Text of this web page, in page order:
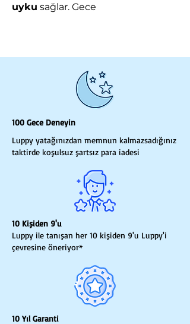
uyku sağlar. Gece
100 Gece Deneyin
Luppy yatağınızdan memnun kalmazsadığınız
taktirde koşulsuz şartsız para iadesi
10 Kişiden 9'u
Luppy ile tanışan her 10 kişiden 9'u Luppy'i
çevresine öneriyor*
10 Yıl Garanti